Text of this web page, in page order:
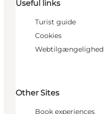
Useful links
Turist guide
Cookies
Webtilgængelighed
Other Sites
Book experiences